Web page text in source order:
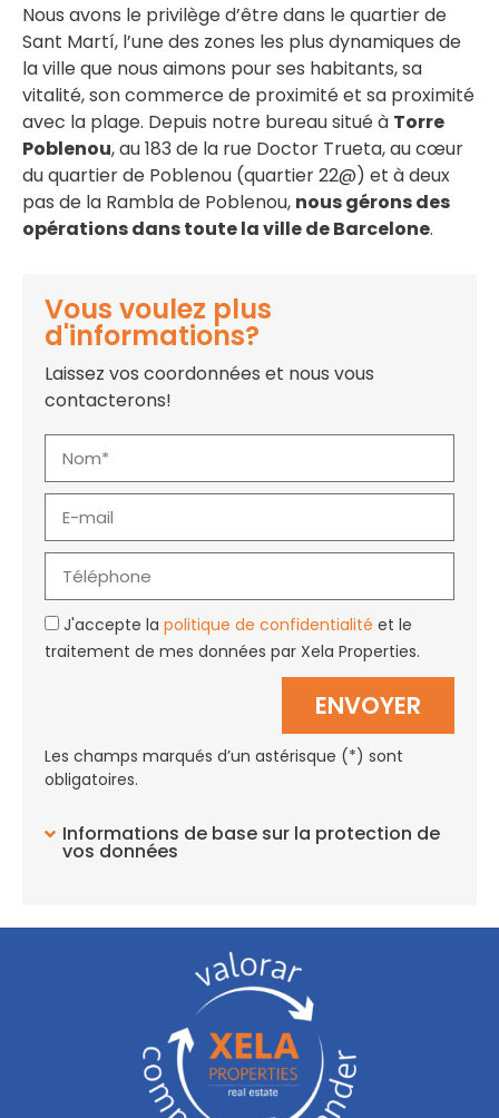
Nous avons le privilège d’être dans le quartier de
Sant Martí, l’une des zones les plus dynamiques de
la ville que nous aimons pour ses habitants, sa
vitalité, son commerce de proximité et sa proximité
avec la plage. Depuis notre bureau situé à Torre
Poblenou, au 183 de la rue Doctor Trueta, au cœur
du quartier de Poblenou (quartier 22@) et à deux
pas de la Rambla de Poblenou, nous gérons des
opérations dans toute la ville de Barcelone.
Vous voulez plus
d'informations?
Laissez vos coordonnées et nous vous
contacterons!
J'accepte la politique de confidentialité et le
traitement de mes données par Xela Properties.
ENVOYER
Les champs marqués d’un astérisque (*) sont
obligatoires.
Informations de base sur la protection de
vos données